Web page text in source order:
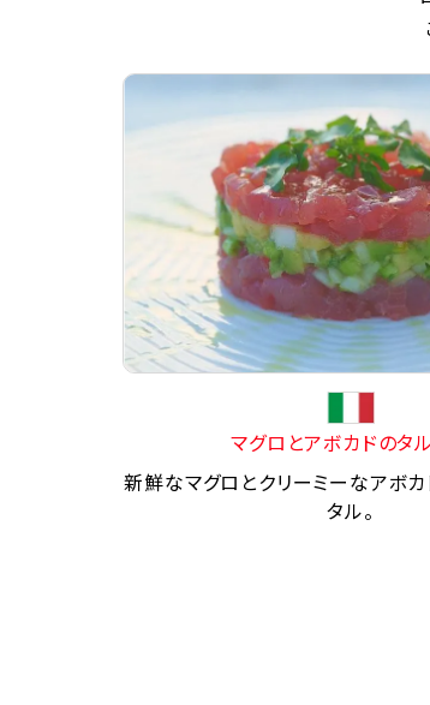
マグロとアボカドのタ
新鮮なマグロとクリーミーなアボ
タル。